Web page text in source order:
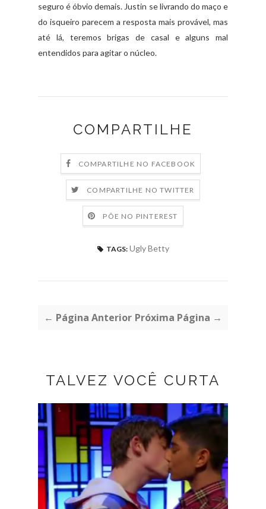
seguro é óbvio demais. Justin se livrando do maço e
do isqueiro parecem a resposta mais provável, mas
até lá, teremos brigas de casal e alguns mal
entendidos para agitar o núcleo.
COMPARTILHE
COMPARTILHE NO FACEBOOK
COMPARTILHE NO TWITTER
PÕE NO PINTEREST
TAGS: Ugly Betty
← Página Anterior Próxima Página →
TALVEZ VOCÊ CURTA